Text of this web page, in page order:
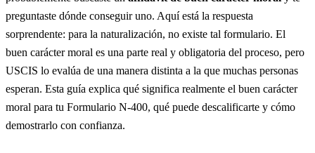
preguntaste dónde conseguir uno. Aquí está la respuesta
sorprendente: para la naturalización, no existe tal formulario. El
buen carácter moral es una parte real y obligatoria del proceso, pero
USCIS lo evalúa de una manera distinta a la que muchas personas
esperan. Esta guía explica qué significa realmente el buen carácter
moral para tu Formulario N-400, qué puede descalificarte y cómo
demostrarlo con confianza.